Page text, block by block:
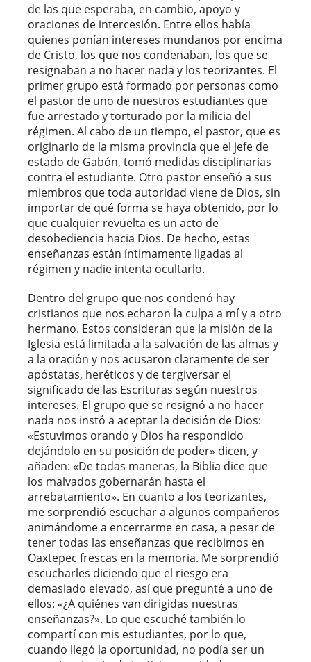
de las que esperaba, en cambio, apoyo y
oraciones de intercesión. Entre ellos había
quienes ponían intereses mundanos por encima
de Cristo, los que nos condenaban, los que se
resignaban a no hacer nada y los teorizantes. El
primer grupo está formado por personas como
el pastor de uno de nuestros estudiantes que
fue arrestado y torturado por la milicia del
régimen. Al cabo de un tiempo, el pastor, que es
originario de la misma provincia que el jefe de
estado de Gabón, tomó medidas disciplinarias
contra el estudiante. Otro pastor enseñó a sus
miembros que toda autoridad viene de Dios, sin
importar de qué forma se haya obtenido, por lo
que cualquier revuelta es un acto de
desobediencia hacia Dios. De hecho, estas
enseñanzas están íntimamente ligadas al
régimen y nadie intenta ocultarlo.
Dentro del grupo que nos condenó hay
cristianos que nos echaron la culpa a mí y a otro
hermano. Estos consideran que la misión de la
Iglesia está limitada a la salvación de las almas y
a la oración y nos acusaron claramente de ser
apóstatas, heréticos y de tergiversar el
significado de las Escrituras según nuestros
intereses. El grupo que se resignó a no hacer
nada nos instó a aceptar la decisión de Dios:
«Estuvimos orando y Dios ha respondido
dejándolo en su posición de poder» dicen, y
añaden: «De todas maneras, la Biblia dice que
los malvados gobernarán hasta el
arrebatamiento». En cuanto a los teorizantes,
me sorprendió escuchar a algunos compañeros
animándome a encerrarme en casa, a pesar de
tener todas las enseñanzas que recibimos en
Oaxtepec frescas en la memoria. Me sorprendió
escucharles diciendo que el riesgo era
demasiado elevado, así que pregunté a uno de
ellos: «¿A quiénes van dirigidas nuestras
enseñanzas?». Lo que escuché también lo
compartí con mis estudiantes, por lo que,
cuando llegó la oportunidad, no podía ser un